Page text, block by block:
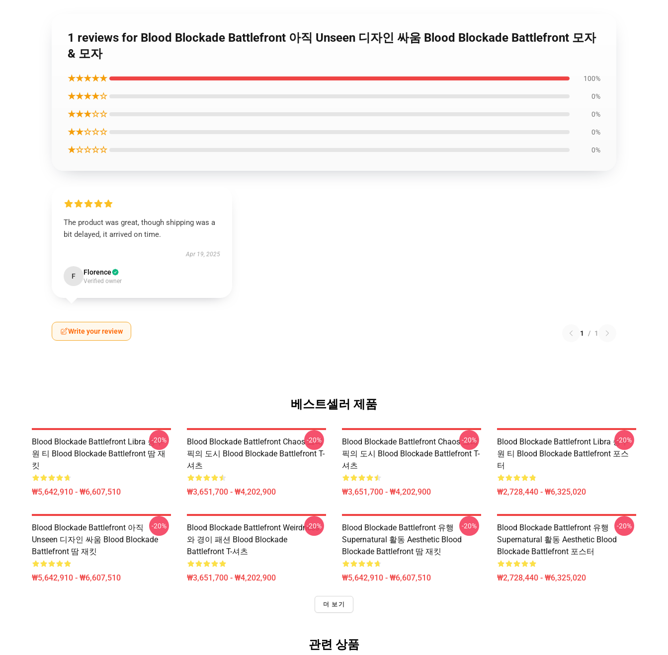
1 reviews for Blood Blockade Battlefront 아직 Unseen 디자인 싸움 Blood Blockade Battlefront 모자
& 모자
★★★★★ 100%
★★★★☆ 0%
★★★☆☆ 0%
★★☆☆☆ 0%
★☆☆☆☆ 0%
The product was great, though shipping was a
bit delayed, it arrived on time.
Apr 19, 2025
F Florence
Verified owner
Write your review 1 / 1
베스트셀러 제품
Blood Blockade Battlefront Libra 승무
원 티 Blood Blockade Battlefront 땀 재
킷
₩5,642,910 - ₩6,607,510
-20%
Blood Blockade Battlefront Chaos 그래
픽의 도시 Blood Blockade Battlefront T-
셔츠
₩3,651,700 - ₩4,202,900
-20%
Blood Blockade Battlefront Chaos 그래
픽의 도시 Blood Blockade Battlefront T-
셔츠
₩3,651,700 - ₩4,202,900
-20%
Blood Blockade Battlefront Libra 승무
원 티 Blood Blockade Battlefront 포스
터
₩2,728,440 - ₩6,325,020
-20%
Blood Blockade Battlefront 아직
Unseen 디자인 싸움 Blood Blockade
Battlefront 땀 재킷
₩5,642,910 - ₩6,607,510
-20%
Blood Blockade Battlefront Weirdness
와 경이 패션 Blood Blockade
Battlefront T-셔츠
₩3,651,700 - ₩4,202,900
-20%
Blood Blockade Battlefront 유행
Supernatural 활동 Aesthetic Blood
Blockade Battlefront 땀 재킷
₩5,642,910 - ₩6,607,510
-20%
Blood Blockade Battlefront 유행
Supernatural 활동 Aesthetic Blood
Blockade Battlefront 포스터
₩2,728,440 - ₩6,325,020
-20%
더 보기
관련 상품